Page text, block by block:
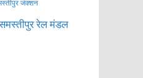
जंक्शन
रेल मंडल